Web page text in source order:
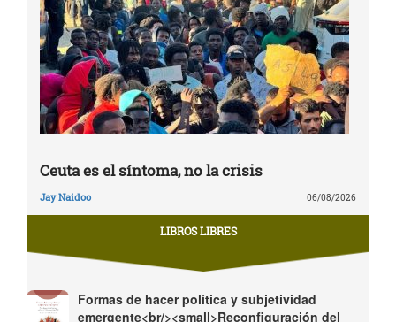
Ceuta es el síntoma, no la crisis
Jay Naidoo 06/08/2026
LIBROS LIBRES
Formas de hacer política y subjetividad
emergente<br/><small>Reconfiguración del